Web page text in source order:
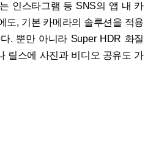
인스타그램 등 SNS의 앱 내 카
도, 기본 카메라의 솔루션을 적용
. 뿐만 아니라 Super HDR 화질
릴스에 사진과 비디오 공유도 가